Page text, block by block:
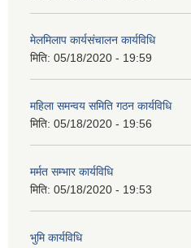
मेलमिलाप कार्यसंचालन कार्यविधि
मिति: 05/18/2020 - 19:59
महिला समन्वय समिति गठन कार्यविधि
मिति: 05/18/2020 - 19:56
मर्मत सम्भार कार्यविधि
मिति: 05/18/2020 - 19:53
भुमि कार्यविधि